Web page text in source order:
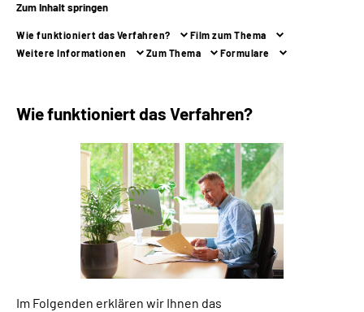
Suche
Language
Leichte Sprache
Mein Kundenportal
Zum Inhalt springen
Wie funktioniert das Verfahren?
Film zum Thema
Weitere Informationen
Zum Thema Formulare
Wie funktioniert das Verfahren?
Im Folgenden erklären wir Ihnen das